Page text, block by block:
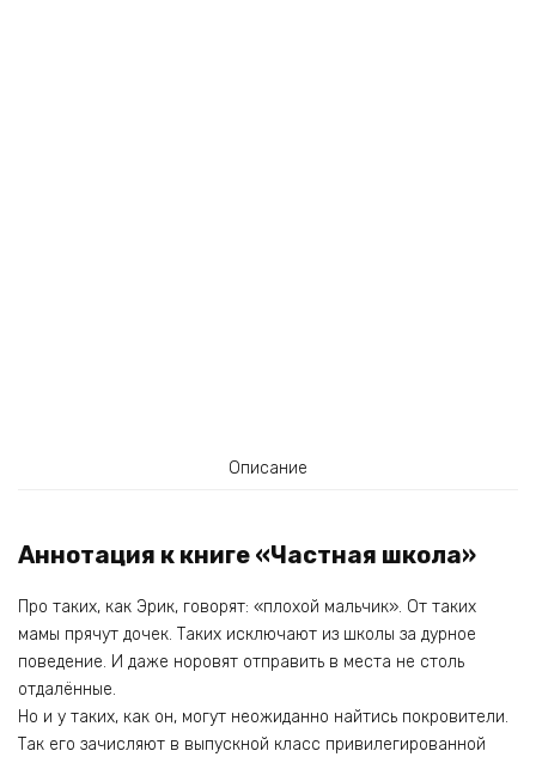
Описание
Аннотация к книге «Частная школа»
Про таких, как Эрик, говорят: «плохой мальчик». От таких
мамы прячут дочек. Таких исключают из школы за дурное
поведение. И даже норовят отправить в места не столь
отдалённые.
Но и у таких, как он, могут неожиданно найтись покровители.
Так его зачисляют в выпускной класс привилегированной